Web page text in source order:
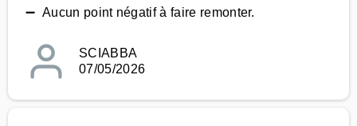
➖ Aucun point négatif à faire remonter.
SCIABBA
07/05/2026